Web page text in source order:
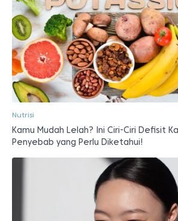
Nutrisi
Kamu Mudah Lelah? Ini Ciri-Ciri Defisit
Penyebab yang Perlu Diketahui!